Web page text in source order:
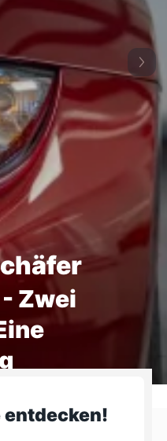
Zwei
entdecken!